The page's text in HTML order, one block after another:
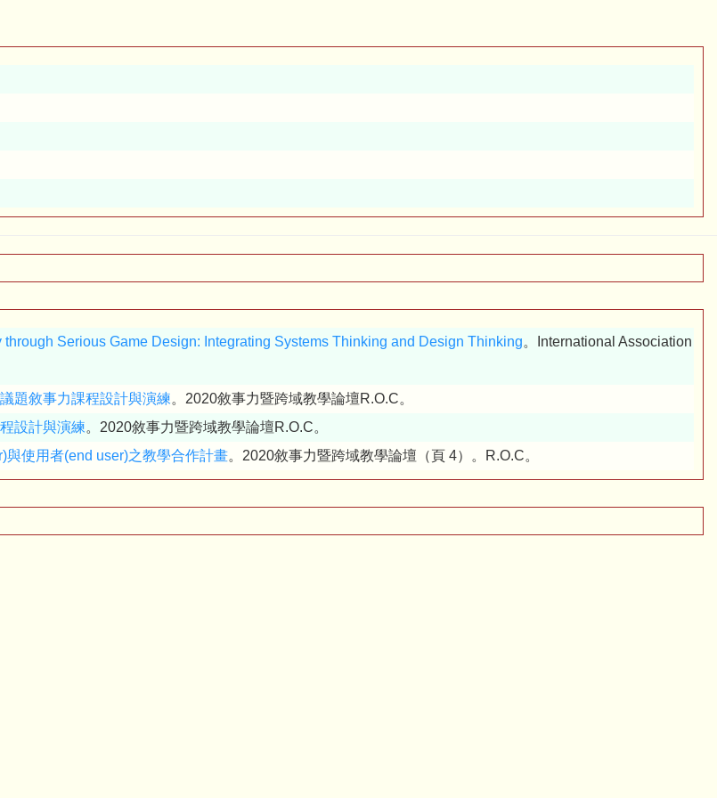
Serious Game Design: Integrating Systems Thinking and Design Thinking。International Association
題敘事力課程設計與演練。2020敘事力暨跨域教學論壇R.O.C。
設計與演練。2020敘事力暨跨域教學論壇R.O.C。
使用者(end user)之教學合作計畫。2020敘事力暨跨域教學論壇（頁 4）。R.O.C。